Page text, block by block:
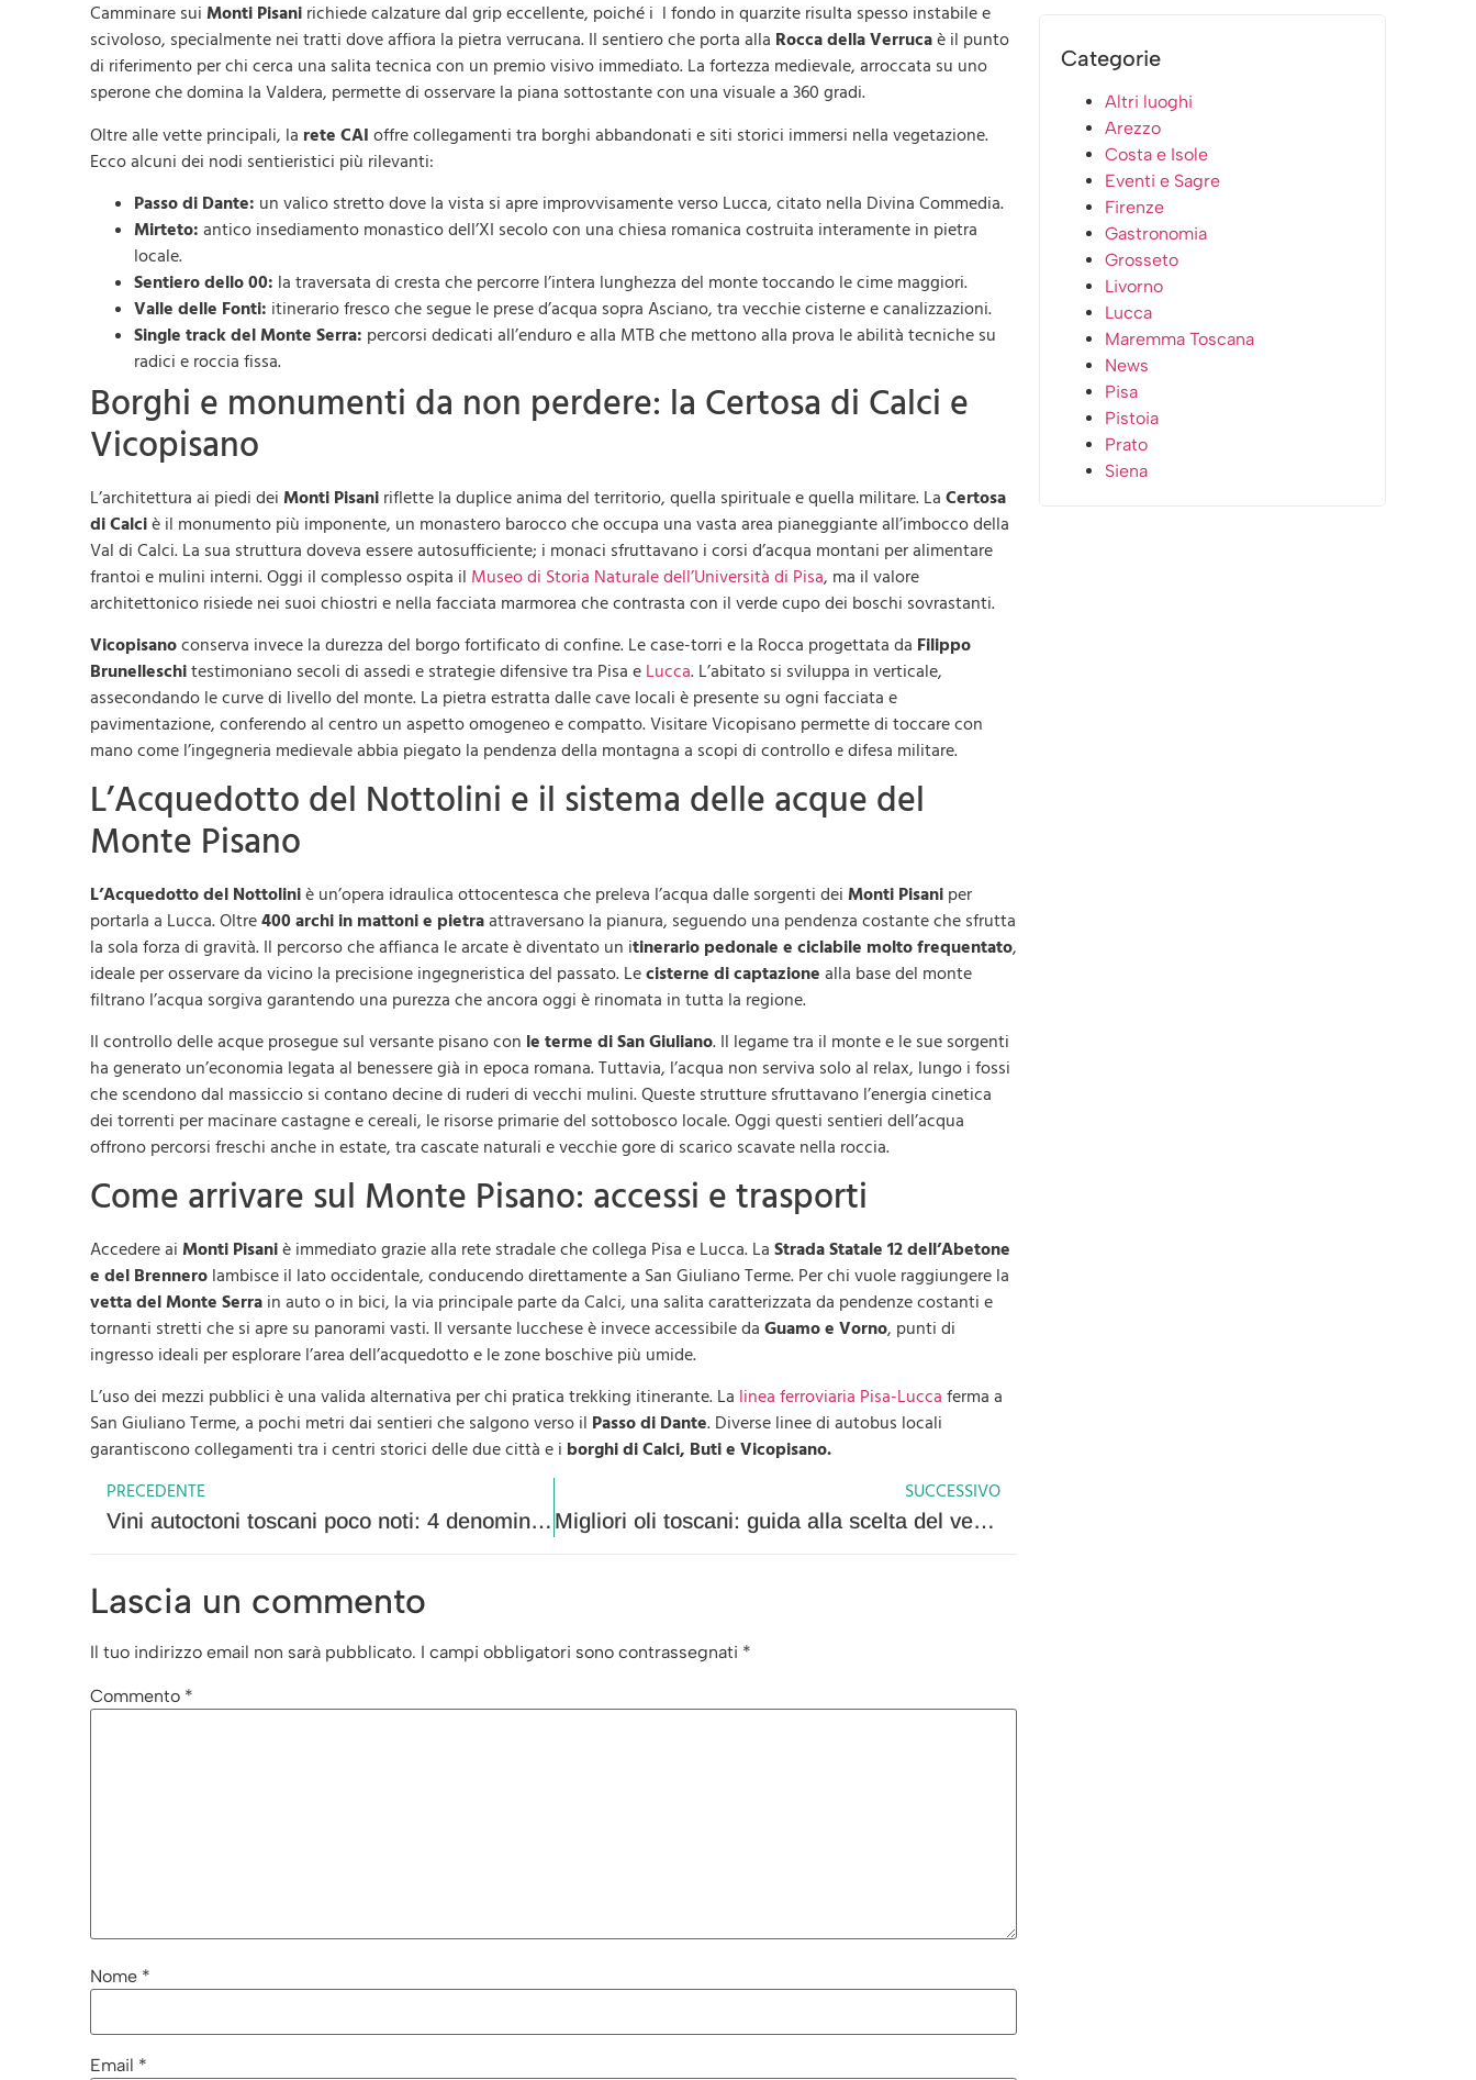
Camminare sui Monti Pisani richiede calzature dal grip eccellente, poiché i l fondo in quarzite risulta spesso instabile e
scivoloso, specialmente nei tratti dove affiora la pietra verrucana. Il sentiero che porta alla Rocca della Verrucaè il punto
di riferimento per chi cerca una salita tecnica con un premio visivo immediato. La fortezza medievale, arroccata su uno
sperone che domina la Valdera, permette di osservare la piana sottostante con una visuale a 360 gradi.
Oltre alle vette principali, la rete CAI offre collegamenti tra borghi abbandonati e siti storici immersi nella vegetazione.
Ecco alcuni dei nodi sentieristici più rilevanti:
Passo di Dante: un valico stretto dove la vista si apre improvvisamente verso Lucca, citato nella Divina Commedia.
Mirteto: antico insediamento monastico dell’XI secolo con una chiesa romanica costruita interamente in pietra
locale.
Sentiero dello 00: la traversata di cresta che percorre l’intera lunghezza del monte toccando le cime maggiori.
Valle delle Fonti: itinerario fresco che segue le prese d’acqua sopra Asciano, tra vecchie cisterne e canalizzazioni.
Single track del Monte Serra: percorsi dedicati all’enduro e alla MTB che mettono alla prova le abilità tecniche su
radici e roccia fissa.
Borghi e monumenti da non perdere: la Certosa di Calci e
Vicopisano
L’architettura ai piedi dei Monti Pisani riflette la duplice anima del territorio, quella spirituale e quella militare. La Certosa
di Calciè il monumento più imponente, un monastero barocco che occupa una vasta area pianeggiante all’imbocco della
Val di Calci. La sua struttura doveva essere autosufficiente; i monaci sfruttavano i corsi d’acqua montani per alimentare
frantoi e mulini interni. Oggi il complesso ospita il Museo di Storia Naturale dell’Università di Pisa, ma il valore
architettonico risiede nei suoi chiostri e nella facciata marmorea che contrasta con il verde cupo dei boschi sovrastanti.
Vicopisanoconserva invece la durezza del borgo fortificato di confine. Le case-torri e la Rocca progettata da Filippo
Brunelleschitestimoniano secoli di assedi e strategie difensive tra Pisa e Lucca. L’abitato si sviluppa in verticale,
assecondando le curve di livello del monte. La pietra estratta dalle cave locali è presente su ogni facciata e
pavimentazione, conferendo al centro un aspetto omogeneo e compatto. Visitare Vicopisano permette di toccare con
mano come l’ingegneria medievale abbia piegato la pendenza della montagna a scopi di controllo e difesa militare.
L’Acquedotto del Nottolini e il sistema delle acque del
Monte Pisano
L’Acquedotto del Nottoliniè un’opera idraulica ottocentesca che preleva l’acqua dalle sorgenti dei Monti Pisani per
portarla a Lucca. Oltre400 archi in mattoni e pietraattraversano la pianura, seguendo una pendenza costante che sfrutta
la sola forza di gravità. Il percorso che affianca le arcate è diventato un itinerario pedonale e ciclabile molto frequentato,
ideale per osservare da vicino la precisione ingegneristica del passato. Lecisterne di captazione alla base del monte
filtrano l’acqua sorgiva garantendo una purezza che ancora oggi è rinomata in tutta la regione.
Il controllo delle acque prosegue sul versante pisano con le terme di San Giuliano. Il legame tra il monte e le sue sorgenti
ha generato un’economia legata al benessere già in epoca romana. Tuttavia, l’acqua non serviva solo al relax, lungo i fossi
che scendono dal massiccio si contano decine di ruderi di vecchi mulini. Queste strutture sfruttavano l’energia cinetica
dei torrenti per macinare castagne e cereali, le risorse primarie del sottobosco locale. Oggi questi sentieri dell’acqua
offrono percorsi freschi anche in estate, tra cascate naturali e vecchie gore di scarico scavate nella roccia.
Come arrivare sul Monte Pisano: accessi e trasporti
Accedere ai Monti Pisaniè immediato grazie alla rete stradale che collega Pisa e Lucca. La Strada Statale 12 dell’Abetone
e del Brennero lambisce il lato occidentale, conducendo direttamente a San Giuliano Terme. Per chi vuole raggiungere la
vetta del Monte Serra in auto o in bici, la via principale parte da Calci, una salita caratterizzata da pendenze costanti e
tornanti stretti che si apre su panorami vasti. Il versante lucchese è invece accessibile da Guamo e Vorno, punti di
ingresso ideali per esplorare l’area dell’acquedotto e le zone boschive più umide.
L’uso dei mezzi pubblici è una valida alternativa per chi pratica trekking itinerante. La linea ferroviaria Pisa-Lucca ferma a
San Giuliano Terme, a pochi metri dai sentieri che salgono verso il Passo di Dante. Diverse linee di autobus locali
garantiscono collegamenti tra i centri storici delle due città e i borghi di Calci, Buti e Vicopisano.
PRECEDENTE
Vini autoctoni toscani poco noti: 4 denominazioni fuori dai radar
SUCCESSIVO
Migliori oli toscani: guida alla scelta del vero oro verde
Lascia un commento
Il tuo indirizzo email non sarà pubblicato. I campi obbligatori sono contrassegnati *
Commento *
Nome *
Email *
Categorie
Altri luoghi
Arezzo
Costa e Isole
Eventi e Sagre
Firenze
Gastronomia
Grosseto
Livorno
Lucca
Maremma Toscana
News
Pisa
Pistoia
Prato
Siena